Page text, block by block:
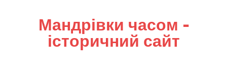
Мандрівки часом –
історичний сайт